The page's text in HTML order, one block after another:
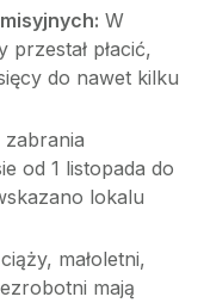
W
płacić,
do nawet kilku
od 1 listopada do
lokalu
małoletni,
mają